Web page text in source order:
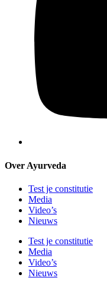
Over Ayurveda
Test je constitutie
Media
Video’s
Nieuws
Test je constitutie
Media
Video’s
Nieuws